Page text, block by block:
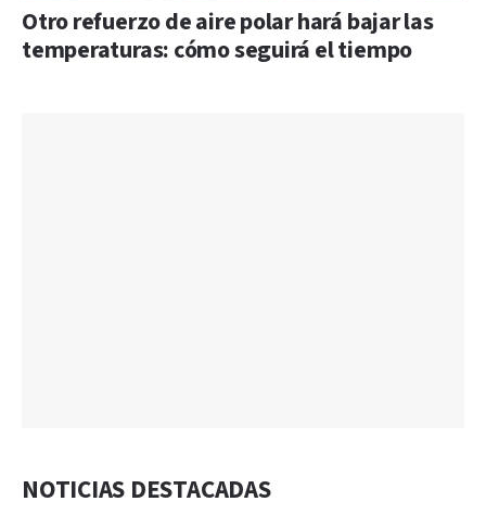
Otro refuerzo de aire polar hará bajar las
temperaturas: cómo seguirá el tiempo
NOTICIAS DESTACADAS